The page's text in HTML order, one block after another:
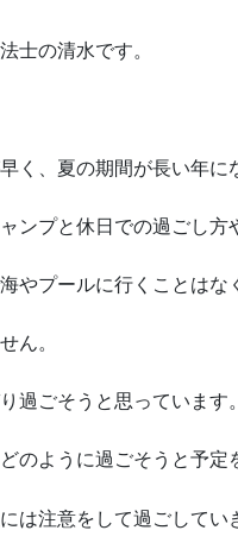
士の清水です。
く、夏の期間が長い年に
ンプと休日での過ごし方
やプールに行くことは
ん。
過ごそうと思っています。
のように過ごそうと予定
は注意をして過ごしてい